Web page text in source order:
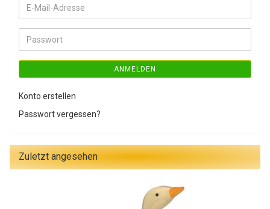
E-
Mail-
Adresse
Passwort
ANMELDEN
Konto erstellen
Passwort vergessen?
Zuletzt angesehen